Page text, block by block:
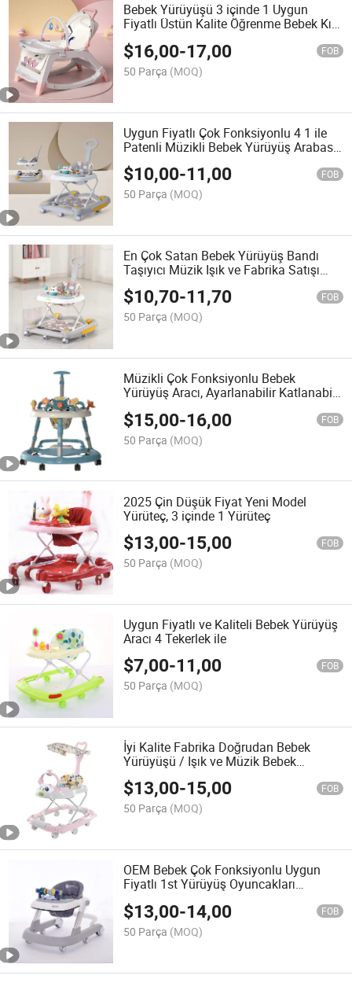
Bebek Yürüyüşü 3 içinde 1 Uygun
Fiyatlı Üstün Kalite Öğrenme Bebek Kız
Yürüyüşü
$16,00-17,00 FOB
50 Parça (MOQ)
Uygun Fiyatlı Çok Fonksiyonlu 4 1 ile
Patenli Müzikli Bebek Yürüyüş Arabası
Tekerlekli ve Koltuklu Bebek Yürüyüş
Arabası
$10,00-11,00 FOB
50 Parça (MOQ)
En Çok Satan Bebek Yürüyüş Bandı
Taşıyıcı Müzik Işık ve Fabrika Satışı
Bebek Yürüyüş Bantları
$10,70-11,70 FOB
50 Parça (MOQ)
Müzikli Çok Fonksiyonlu Bebek
Yürüyüş Aracı, Ayarlanabilir Katlanabilir
$15,00-16,00 FOB
50 Parça (MOQ)
2025 Çin Düşük Fiyat Yeni Model
Yürüteç, 3 içinde 1 Yürüteç
$13,00-15,00 FOB
50 Parça (MOQ)
Uygun Fiyatlı ve Kaliteli Bebek Yürüyüş
Aracı 4 Tekerlek ile
$7,00-11,00 FOB
50 Parça (MOQ)
İyi Kalite Fabrika Doğrudan Bebek
Yürüyüşü / Işık ve Müzik Bebek
Yürüyüşü
$13,00-15,00 FOB
50 Parça (MOQ)
OEM Bebek Çok Fonksiyonlu Uygun
Fiyatlı 1st Yürüyüş Oyuncakları
$13,00-14,00 FOB
50 Parça (MOQ)